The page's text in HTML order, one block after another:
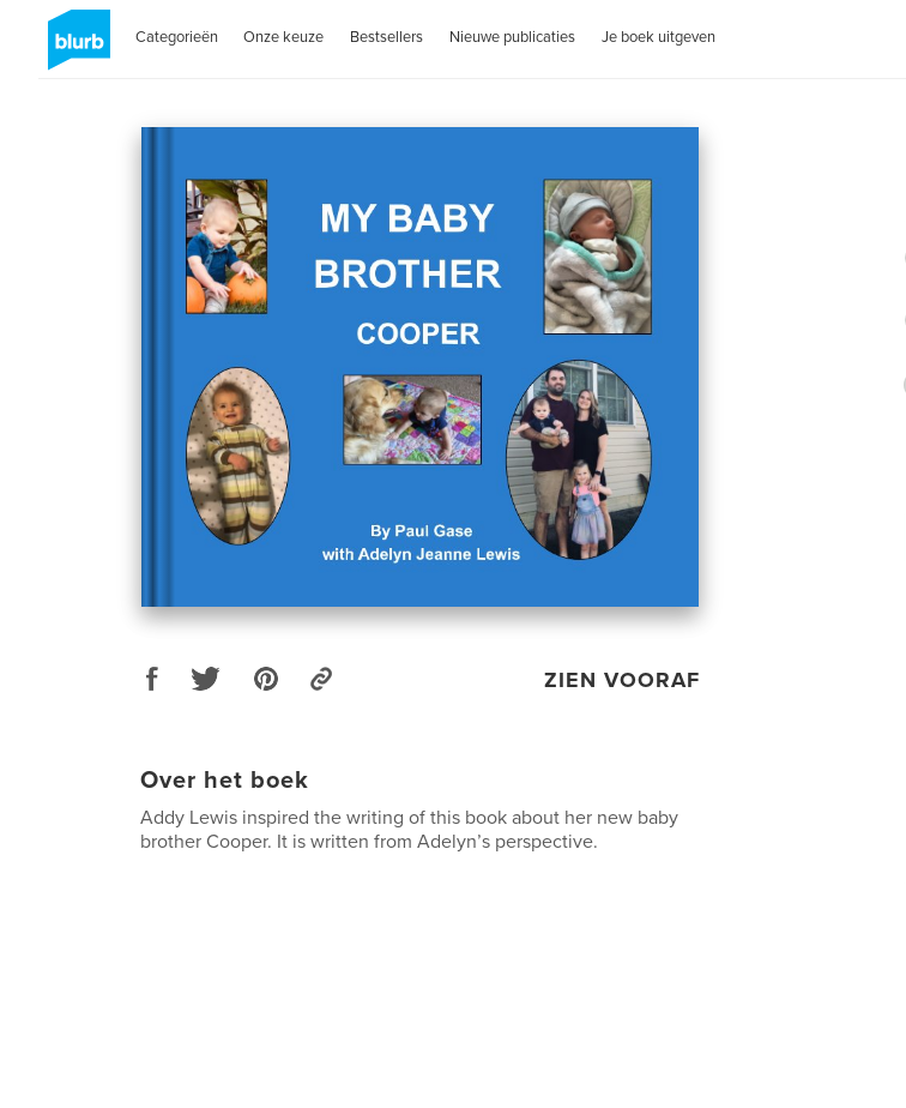
Categorieën Onze keuze Bestsellers Nieuwe publicaties Je boek uitgeven
ZIEN VOORAF
Over het boek
Addy Lewis inspired the writing of this book about her new baby
brother Cooper. It is written from Adelyn’s perspective.